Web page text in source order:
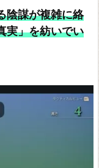
陰謀が複雑に絡
実」を紡いでい